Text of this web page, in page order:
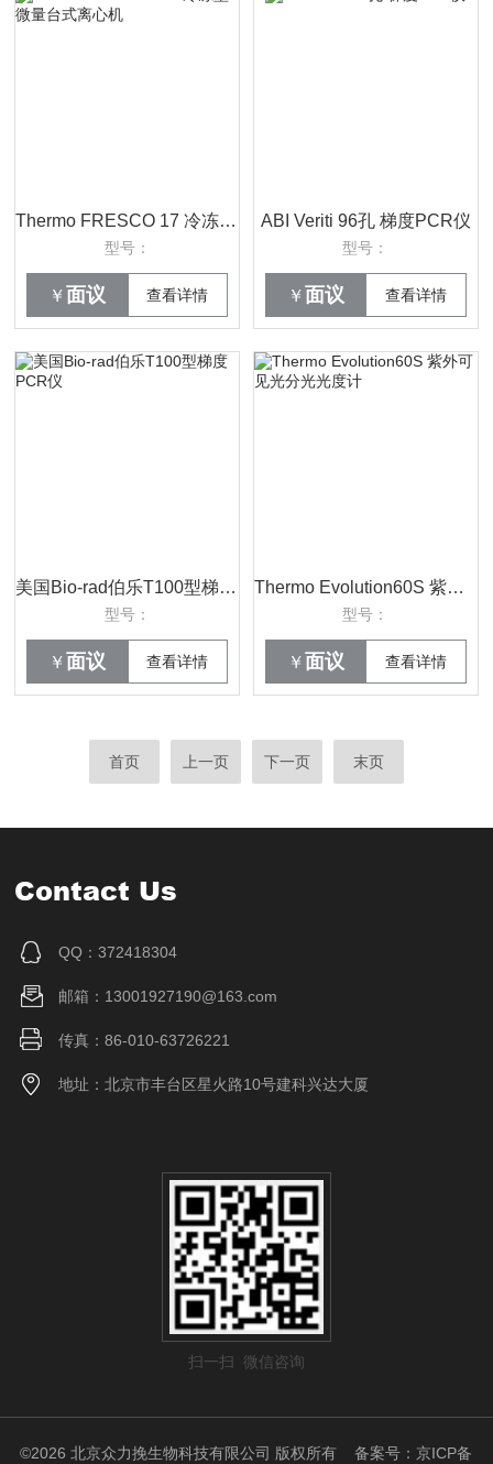
Thermo FRESCO 17 冷冻型微量台式离心机
型号：
￥ 面议 查看详情
ABI Veriti 96孔 梯度PCR仪
型号：
￥ 面议 查看详情
美国Bio-rad伯乐T100型梯度PCR仪
型号：
￥ 面议 查看详情
Thermo Evolution60S 紫外可见光分光光度计
型号：
￥ 面议 查看详情
首页 上一页 下一页 末页
Contact Us
QQ：372418304
邮箱：13001927190@163.com
传真：86-010-63726221
地址：北京市丰台区星火路10号建科兴达大厦
扫一扫 微信咨询
©2026 北京众力挽生物科技有限公司 版权所有备案号：京ICP备